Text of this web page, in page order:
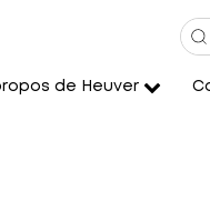
de Heuver